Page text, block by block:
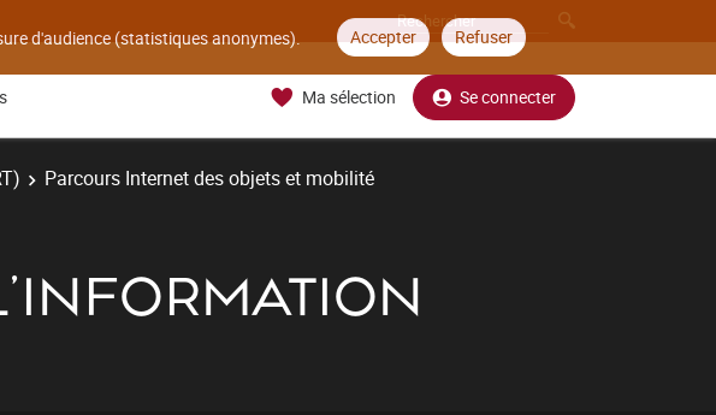
d'audience (statistiques anonymes). Accepter Refuser
Ma sélection Se connecter
Parcours Internet des objets et mobilité